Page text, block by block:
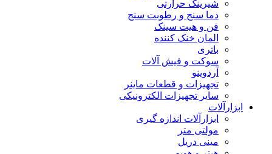
شیرینک حرارتی
دما سنج و رطوبت سنج
فن و هیت سینک
المان خنک کننده
باتری
سوکت و فیش آلات
آردوینو
تجهیزات و قطعات ماینر
سایر تجهیزات الکترونیکی
ابزارآلات
ابزارآلات اندازه گیری
مولتی متر
مینی دریل